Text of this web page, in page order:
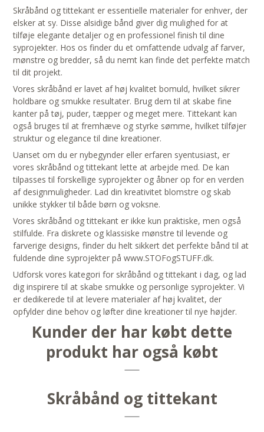
Skråbånd og tittekant er essentielle materialer for enhver, der
elsker at sy. Disse alsidige bånd giver dig mulighed for at
tilføje elegante detaljer og en professionel finish til dine
syprojekter. Hos os finder du et omfattende udvalg af farver,
mønstre og bredder, så du nemt kan finde det perfekte match
til dit projekt.
Vores skråbånd er lavet af høj kvalitet bomuld, hvilket sikrer
holdbare og smukke resultater. Brug dem til at skabe fine
kanter på tøj, puder, tæpper og meget mere. Tittekant kan
også bruges til at fremhæve og styrke sømme, hvilket tilføjer
struktur og elegance til dine kreationer.
Uanset om du er nybegynder eller erfaren syentusiast, er
vores skråbånd og tittekant lette at arbejde med. De kan
tilpasses til forskellige syprojekter og åbner op for en verden
af designmuligheder. Lad din kreativitet blomstre og skab
unikke stykker til både børn og voksne.
Vores skråbånd og tittekant er ikke kun praktiske, men også
stilfulde. Fra diskrete og klassiske mønstre til levende og
farverige designs, finder du helt sikkert det perfekte bånd til at
fuldende dine syprojekter på www.STOFogSTUFF.dk.
Udforsk vores kategori for skråbånd og tittekant i dag, og lad
dig inspirere til at skabe smukke og personlige syprojekter. Vi
er dedikerede til at levere materialer af høj kvalitet, der
opfylder dine behov og løfter dine kreationer til nye højder.
Kunder der har købt dette
produkt har også købt
Skråbånd og tittekant